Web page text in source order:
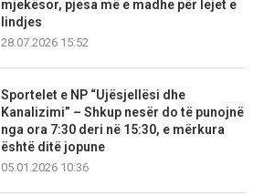
mjekësor, pjesa më e madhe për lejet e
lindjes
28.07.2026 15:52
Sportelet e NP “Ujësjellësi dhe
Kanalizimi” – Shkup nesër do të punojnë
nga ora 7:30 deri në 15:30, e mërkura
është ditë jopune
05.01.2026 10:36